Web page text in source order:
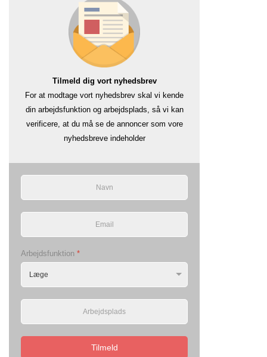
Tilmeld dig vort nyhedsbrev
For at modtage vort nyhedsbrev skal vi kende
din arbejdsfunktion og arbejdsplads, så vi kan
verificere, at du må se de annoncer som vore
nyhedsbreve indeholder
Arbejdsfunktion *
Tilmeld